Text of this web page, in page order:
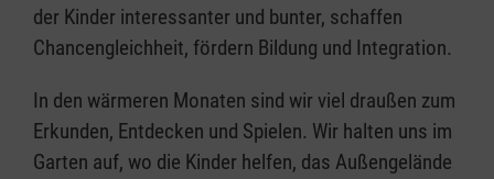
der Kinder interessanter und bunter, schaffen
Chancengleichheit, fördern Bildung und Integration.
In den wärmeren Monaten sind wir viel draußen zum
Erkunden, Entdecken und Spielen. Wir halten uns im
Garten auf, wo die Kinder helfen, das Außengelände